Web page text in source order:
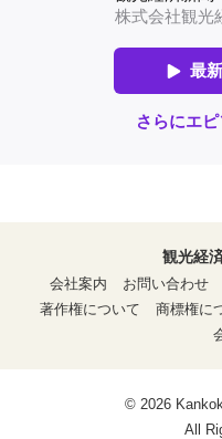
観光経
会社案内
お問い合わせ
著作権について
商標権に
© 2026
All